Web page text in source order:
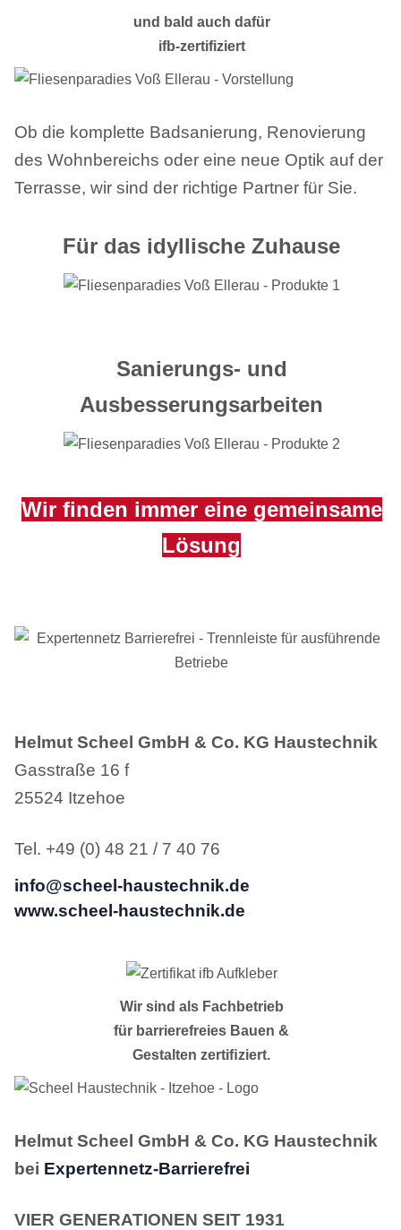
und bald auch dafür
ifb-zertifiziert
Ob die komplette Badsanierung, Renovierung
des Wohnbereichs oder eine neue Optik auf der
Terrasse, wir sind der richtige Partner für Sie.
Für das idyllische Zuhause
Sanierungs- und
Ausbesserungsarbeiten
Wir finden immer eine gemeinsame
Lösung
Helmut Scheel GmbH & Co. KG Haustechnik
Gasstraße 16 f
25524 Itzehoe
Tel. +49 (0) 48 21 / 7 40 76
info@scheel-haustechnik.de
www.scheel-haustechnik.de
Wir sind als Fachbetrieb
für barrierefreies Bauen &
Gestalten zertiﬁziert.
Helmut Scheel GmbH & Co. KG Haustechnik
bei Expertennetz-Barrierefrei
VIER GENERATIONEN SEIT 1931